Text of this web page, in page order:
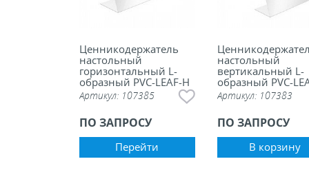
Ценникодержатель
настольный
горизонтальный L-
образный PVC-LEAF-H
Артикул: 107385
ПО ЗАПРОСУ
Перейти
настольный
вертикальный L-
образный PVC-
Артикул: 107383
ПО ЗАПРОСУ
В корзину